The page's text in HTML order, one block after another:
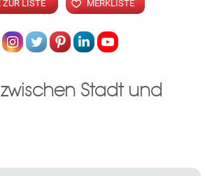
ZUR LISTE MERKLISTE
Stadt und